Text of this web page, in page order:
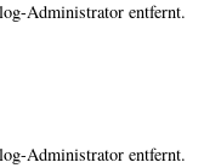
Administrator entfernt.
Administrator entfernt.